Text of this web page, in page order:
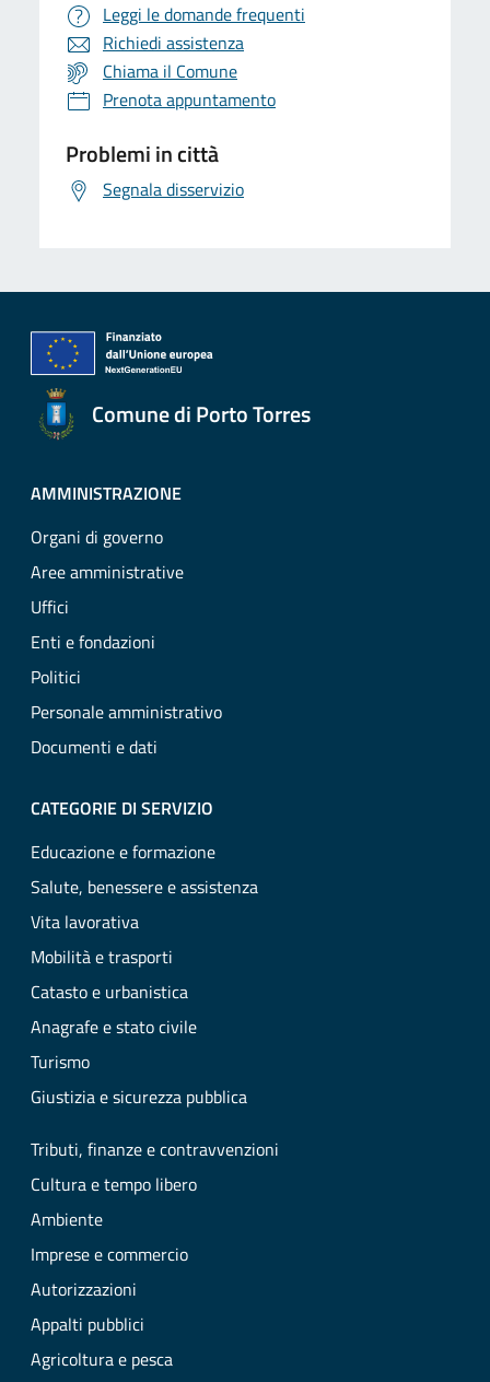
Leggi le domande frequenti
Richiedi assistenza
Chiama il Comune
Prenota appuntamento
Problemi in città
Segnala disservizio
Comune di Porto Torres
AMMINISTRAZIONE
Organi di governo
Aree amministrative
Uffici
Enti e fondazioni
Politici
Personale amministrativo
Documenti e dati
CATEGORIE DI SERVIZIO
Educazione e formazione
Salute, benessere e assistenza
Vita lavorativa
Mobilità e trasporti
Catasto e urbanistica
Anagrafe e stato civile
Turismo
Giustizia e sicurezza pubblica
Tributi, finanze e contravvenzioni
Cultura e tempo libero
Ambiente
Imprese e commercio
Autorizzazioni
Appalti pubblici
Agricoltura e pesca